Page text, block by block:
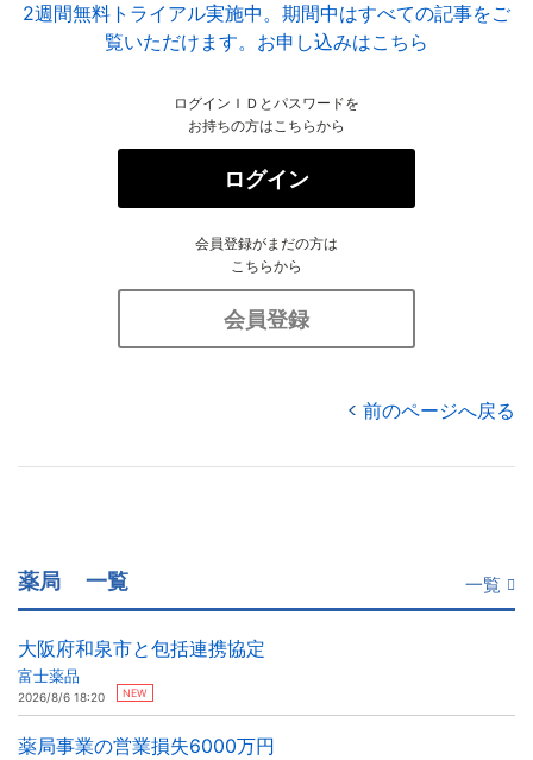
2週間無料トライアル実施中。期間中はすべての記事をご
覧いただけます。お申し込みはこちら
ログインＩＤとパスワードを
お持ちの方はこちらから
ログイン
会員登録がまだの方は
こちらから
会員登録
前のページへ戻る
薬局 一覧 一覧
大阪府和泉市と包括連携協定
富士薬品
2026/8/6 18:20 NEW
薬局事業の営業損失6000万円